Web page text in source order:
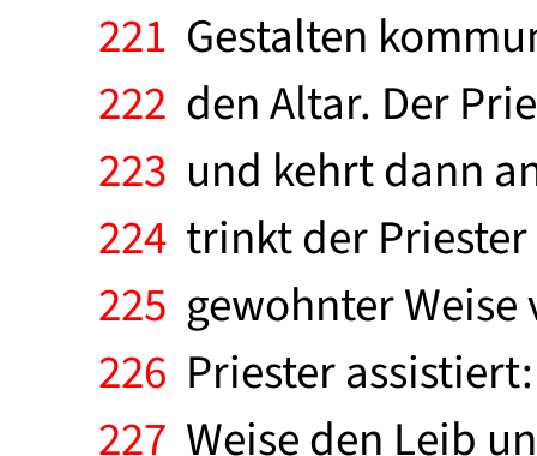
221 Gestalten
222 den Altar. Der
223 und kehrt dann
224 trinkt der
225 gewohnter
226 Priester
227 Weise den Leib